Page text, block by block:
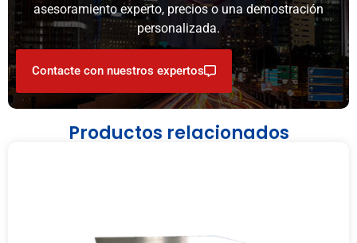
asesoramiento experto, precios o una demostración
personalizada.
Contacte con nuestros expertos
Productos relacionados